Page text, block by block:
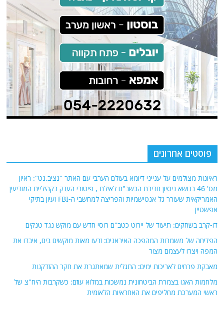
פוסטים אחרונים
ראיונות מצולמים על ענייני דיומא בעולם הערבי עם האתר "נציב.נט": ראיון
מס' 46 בנושא ניסיון חדירת הכשב"ם לאילת , פיטורי הענק בקהיליית המודיעין
האמריקאית שעורר גל אנטישמיות והפריצה למחשבי ה-FBI ועיון בתיקי
אפשטיין
דו-קרב בשחקים: תיעוד של יירוט כטב"ם רוסי חדש עם מוקש נגד טנקים
הפדיחה של משמרות המהפכה האיראנים: זרעו מאות מוקשים בים, איבדו את
המפה ויצרו לעצמם מצור
מאבקת פרחים לאריכות ימים: התגלית שמאתגרת את חקר ההזדקנות
מלחמות האגו בצמרת הביטחונית נמשכות במלוא עוזם: כשקרבות היח"צ של
ראשי המערכת מחליפים את האחראיות הלאומית